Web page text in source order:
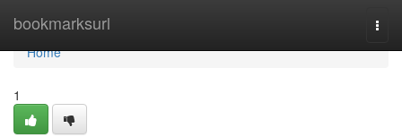
bookmarksurl
Home
Home
1